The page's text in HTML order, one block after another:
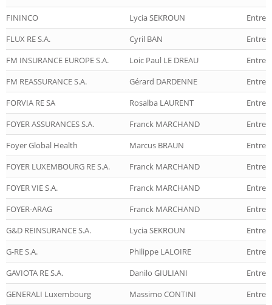
FININCO
Lycia SEKROUN
FLUX RE S.A.
Cyril BAN
FM INSURANCE EUROPE S.A.
Loic Paul LE DREAU
FM REASSURANCE S.A.
Gérard DARDENNE
FORVIA RE SA
Rosalba LAURENT
FOYER ASSURANCES S.A.
Franck MARCHAND
Foyer Global Health
Marcus BRAUN
FOYER LUXEMBOURG RE S.A.
Franck MARCHAND
FOYER VIE S.A.
Franck MARCHAND
FOYER-ARAG
Franck MARCHAND
G&D REINSURANCE S.A.
Lycia SEKROUN
G-RE S.A.
Philippe LALOIRE
GAVIOTA RE S.A.
Danilo GIULIANI
GENERALI Luxembourg
Massimo CONTINI